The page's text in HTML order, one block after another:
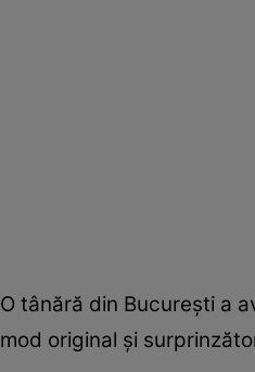
O tânără din Bucureşti a
mod original şi